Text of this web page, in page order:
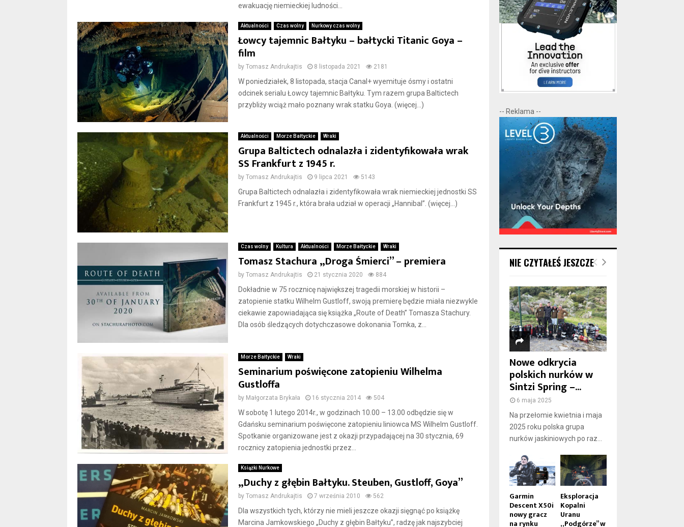
ewakuację niemieckiej ludności...
Aktualności Czas wolny Nurkowy czas wolny
Łowcy tajemnic Bałtyku – bałtycki Titanic Goya –
film
by Tomasz Andrukajtis 8 listopada 2021 2181
W poniedziałek, 8 listopada, stacja Canal+ wyemituje ósmy i ostatni
odcinek serialu Łowcy tajemnic Bałtyku. Tym razem grupa Baltictech
przybliży wciąż mało poznany wrak statku Goya. (więcej…)
Aktualności Morze Bałtyckie Wraki
Grupa Baltictech odnalazła i zidentyfikowała wrak
SS Frankfurt z 1945 r.
by Tomasz Andrukajtis 9 lipca 2021 5143
Grupa Baltictech odnalazła i zidentyfikowała wrak niemieckiej jednostki SS
Frankfurt z 1945 r., która brała udział w operacji „Hannibal”. (więcej…)
Czas wolny Kultura Aktualności Morze Bałtyckie Wraki
Tomasz Stachura „Droga Śmierci” – premiera
by Tomasz Andrukajtis 21 stycznia 2020 884
Dokładnie w 75 rocznicę największej tragedii morskiej w historii –
zatopienie statku Wilhelm Gustloff, swoją premierę będzie miała niezwykle
ciekawie zapowiadająca się książka „Route of Death” Tomasza Stachury.
Dla osób śledzących dotychczasowe dokonania Tomka, z...
Morze Bałtyckie Wraki
Seminarium poświęcone zatopieniu Wilhelma
Gustloffa
by Małgorzata Brykała 16 stycznia 2014 504
W sobotę 1 lutego 2014r., w godzinach 10.00 – 13.00 odbędzie się w
Gdańsku seminarium poświęcone zatopieniu liniowca MS Wilhelm Gustloff.
Spotkanie organizowane jest z okazji przypadającej na 30 stycznia, 69
rocznicy zatopienia jednostki przez...
Książki Nurkowe
„Duchy z głębin Bałtyku. Steuben, Gustloff, Goya”
by Tomasz Andrukajtis 7 września 2010 562
Dla wszystkich tych, którzy nie mieli jeszcze okazji sięgnąć po książkę
Marcina Jamkowskiego „Duchy z głębin Bałtyku”, radzę jak najszybciej
-- Reklama --
NIE CZYTAŁEŚ JESZCZE
Nowe odkrycia
polskich nurków w
Sintzi Spring –...
6 maja 2025
Na przełomie kwietnia i maja
2025 roku polska grupa
nurków jaskiniowych po raz...
Garmin
Descent X50i
nowy gracz
na rynku
Eksploracja
Kopalni
Uranu
„Podgórze” w